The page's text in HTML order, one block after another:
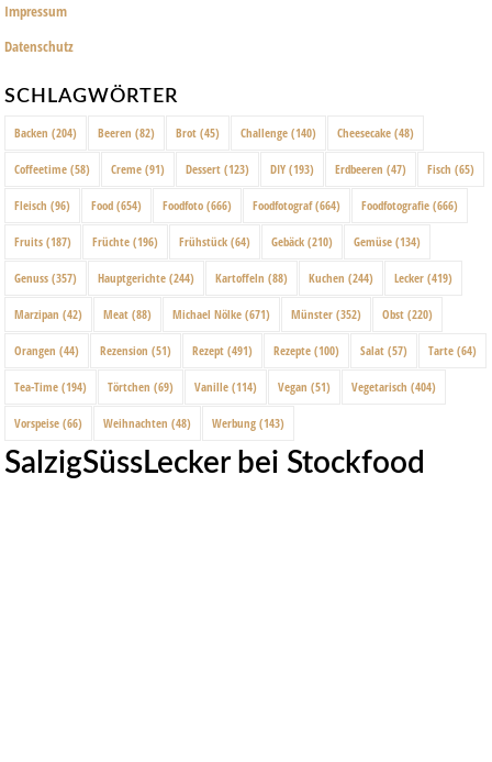
Impressum
Datenschutz
SCHLAGWÖRTER
Backen (204) Beeren (82) Brot (45) Challenge (140) Cheesecake (48)
Coffeetime (58) Creme (91) Dessert (123) DIY (193) Erdbeeren (47) Fisch (65)
Fleisch (96) Food (654) Foodfoto (666) Foodfotograf(664) Foodfotografie (666)
Fruits (187) Früchte (196) Frühstück (64) Gebäck (210) Gemüse (134)
Genuss (357) Hauptgerichte (244) Kartoffeln (88) Kuchen (244) Lecker (419)
Marzipan (42) Meat (88) Michael Nölke (671) Münster (352) Obst (220)
Orangen (44) Rezension (51) Rezept (491) Rezepte (100) Salat (57) Tarte (64)
Tea-Time (194) Törtchen (69) Vanille (114) Vegan (51) Vegetarisch (404)
Vorspeise (66) Weihnachten (48) Werbung (143)
SalzigSüssLecker bei Stockfood